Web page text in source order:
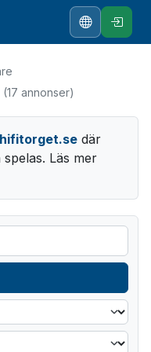
(17 annonser)
där
Läs mer